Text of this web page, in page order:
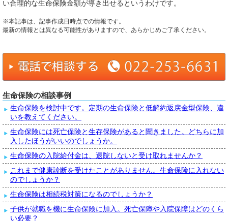
い合理的な生命保険金額が導き出せるというわけです。
※本記事は、記事作成日時点での情報です。
最新の情報とは異なる可能性がありますので、あらかじめご了承ください。
生命保険の相談事例
生命保険を検討中です。定期の生命保険と低解約返戻金型保険、違
いを教えてください。
生命保険には死亡保険と生存保険があると聞きました。どちらに加
入したほうがいいのでしょうか。
生命保険の入院給付金は、退院しないと受け取れませんか？
これまで健康診断を受けたことがありません。生命保険に入れない
のでしょうか？
生命保険は相続税対策になるのでしょうか？
子供が就職を機に生命保険に加入。死亡保障や入院保障はどのくら
い必要？